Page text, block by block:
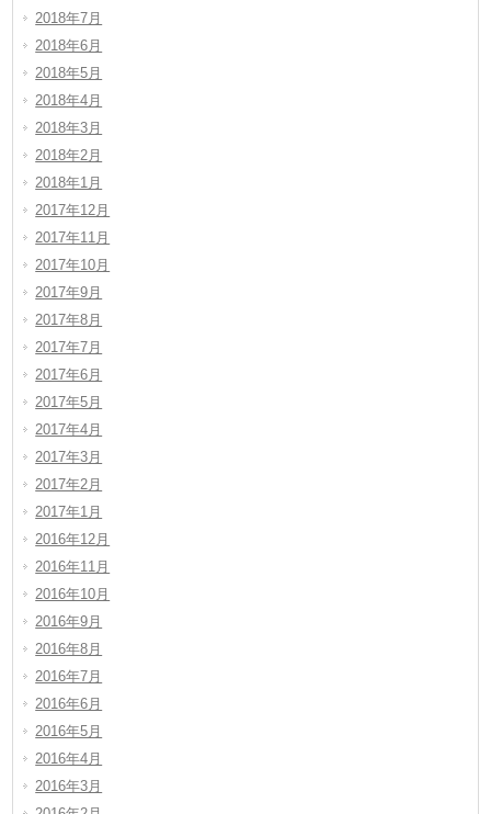
2018年7月
2018年6月
2018年5月
2018年4月
2018年3月
2018年2月
2018年1月
2017年12月
2017年11月
2017年10月
2017年9月
2017年8月
2017年7月
2017年6月
2017年5月
2017年4月
2017年3月
2017年2月
2017年1月
2016年12月
2016年11月
2016年10月
2016年9月
2016年8月
2016年7月
2016年6月
2016年5月
2016年4月
2016年3月